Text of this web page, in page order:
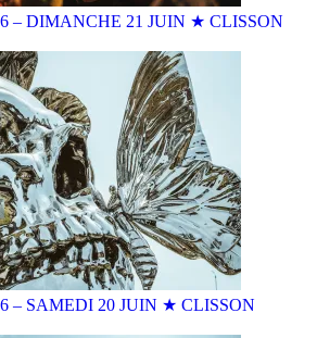
– DIMANCHE 21 JUIN ★ CLISSON
– SAMEDI 20 JUIN ★ CLISSON